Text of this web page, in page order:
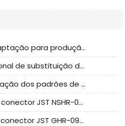
Guia de avaliação e adaptação para produção em massa de componentes de cabos nacionais CNC Tech
Análise da solução nacional de substituição da linha de alta frequência I-PEX
CLIFF referente à atualização dos padrões de teste de conectores nacionais
Conector JST - Fornece conector JST NSHR-02V-S original | substituto
Conector JST - fornece conector JST GHR-09V-S autêntico | substituto